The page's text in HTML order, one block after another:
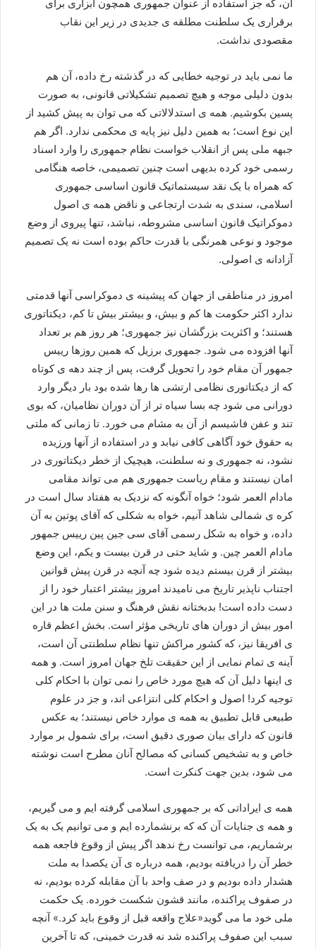
آن، که جز استفاده از عنوان جمهوری همچون ابزاری برای
برقراری یک سلطنت مطلقه ی جدیدی در زیر این نقاب
مقصودی نداشت.
ما نمی باید در توجیه خطایی که در گذشته رخ داده، آن هم
بدون دلیلی موجه و هیچ تصمیم تشکیلاتی قانونی، به صورت
پسین بکوشیم. همه ی استدلالاتی که می توان به پیش کشید از
این نوع است؛ به همین دلیل نیز پایه ی محکمی ندارد. اگر هم
جبهه ملی پس از انقلاب خواست نظام جمهوری را وارد اسناد
رسمی خود کرده بدیهی است چنین تصمیمی، خاصه هنگامی
که همراه با یک نقد سیستماتیک قانون اساسی جمهوری
اسلامی، سندی به شدت ارتجاعی و ناقض همه ی اصول
دموکراتیک قانون اساسی مشروطه، نباشد، تنها پیروی از وضع
موجود و نوعی همرنگی با قدرت حاکم بوده است نه یک تصمیم
آزادانه ی اصولی.
امروز در مناطقی از جهان که پیشینه ی دموکراسی آنها قدمتی
ندارد اکثر حکومت ها کم و بیش، و بیشتر بیش تا کم، دیکتاتوری
هستند؛ و اکثریت بزرگشان نیز جمهوری؛ هر روز هم بر تعداد
آنها افزوده می شود. جمهوری برزیل که همین روزها رییس
جمهور آن مقام خود را تحویل گرفت، پس از چند دهه ی کوتاه
که از دیکتاتوری نظامی ارتشی ها رها شده بود بار دیگر وارد
دورانی می شود چه بسا سیاه تر از آن دوران نظامیان، که بوی
تند و عفن فاشیسم از آن به مشام می خورد. تا زمانی که ملتی
به حقوق خود آگاهی کافی نیابد و در استفاده از آنها ورزیده
نشود، نه جمهوری و نه سلطنت، هیچیک از خطر دیکتاتوری در
امان نیستند و مقام ریاست جمهوری هم می تواند مقامی
مادام العمر شود؛ خواه آنگونه که نزدیک به هفتاد سال است در
کره ی شمالی شاهد آنیم، خواه به شکلی که آقای پوتین به آن
داده، و خواه به شکل رسمی آقای سی جین پین رییس جمهور
مادام العمر چین. و شاید حتی در قرن بیست و یکم، این وضع
بیشتر از قرن بیستم دیده شود چه آنچه در قرن پیش قوانین
اجتناب ناپذیر تاریخ می نامیدند امروز بیشتر اعتبار خود را از
دست داده است! بدبختانه نقش فرهنگ و سنن ملت ها در این
امور بیش از دوران های تاریخی مؤثر است. بخش اعظم قاره
ی افریقا نیز، که کشور مراکش تنها نظام سلطنتی آن است،
آینه ی تمام نمایی از این حقیقت تلخ جهان امروز است. و همه
ی اینها دلیل آن که هیچ مورد خاص را نمی توان با احکام کلی
توجیه کرد! اصول و احکام کلی انتزاعی اند، و جز در علوم
طبیعی قابل تطبیق به همه ی موارد خاص نیستند؛ به عکس
قانون که دارای بیان صوری دقیق است، برای شمول بر موارد
خاص و به تشخیص کسانی که مصالح آنان مطرح است نوشته
می شود، بدین جهت کنکرت است.
همه ی ایراداتی که بر جمهوری اسلامی گرفته ایم و می گیریم،
و همه ی جنایات آن که که برنشمارده ایم و می توانیم یک به یک
برشماریم، می توانست رخ ندهد اگر پیش از وقوع فاجعه همه
خطر آن را دریافته بودیم، همه درباره ی آن یکصدا به ملت
هشدار داده بودیم و در صف واحد با آن مقابله کرده بودیم، نه
در صفوف پراکنده، مانند قشون شکست خورده. یک حکمت
ملی خود ما می گوید«علاج واقعه قبل از وقوع باید کرد.» آنچه
سبب این صفوف پراکنده شد نه قدرت خمینی، که تا آخرین